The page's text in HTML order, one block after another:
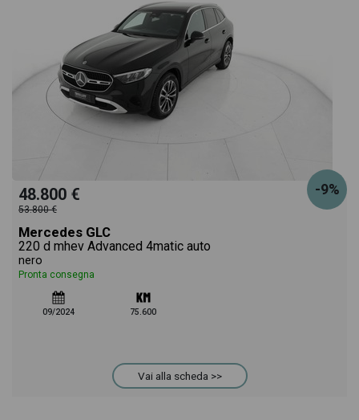
-9%
48.800 €
53.800 €
Mercedes GLC
220 d mhev Advanced 4matic auto
nero
Pronta consegna
09/2024 75.600
Vai alla scheda >>